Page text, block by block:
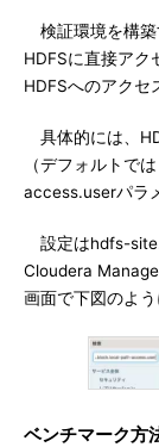
検証環境を構築
HDFSに直接アク
HDFSへのアクセ
具体的には、
（デフォルトで
access.userパラ
設定はhdfs-
Cloudera
画面で下図のよう
ベンチマーク方